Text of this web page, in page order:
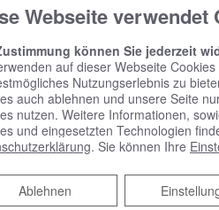
führender Hersteller
inklusive
aus einer Hand
Webseite verwendet
können Sie jederzeit
auf dieser Webseite
Nutzungserlebnis zu
auch ablehnen und unsere Seite
nutzen. Weitere Informationen,
und eingesetzten Technologien
. Sie können Ihre
Ablehnen
Ablehnen